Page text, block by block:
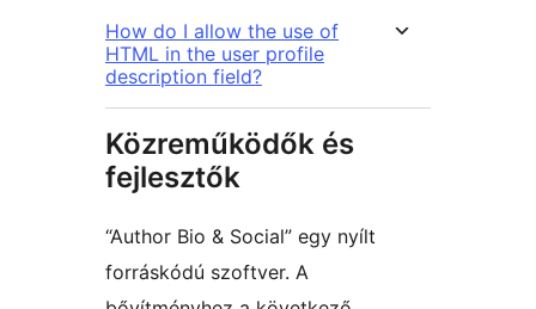
How do I allow the use of
HTML in the user profile
description field?
Közreműködők és
fejlesztők
“Author Bio & Social” egy nyílt
forráskódú szoftver. A